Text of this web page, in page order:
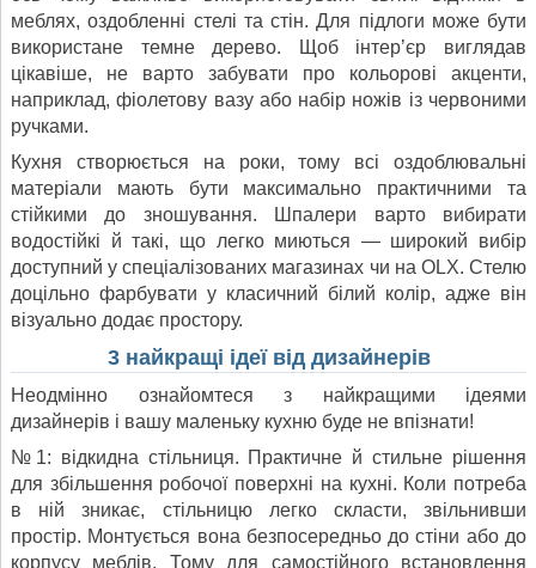
меблях, оздобленні стелі та стін. Для підлоги може бути
використане темне дерево. Щоб інтер’єр виглядав
цікавіше, не варто забувати про кольорові акценти,
наприклад, фіолетову вазу або набір ножів із червоними
ручками.
Кухня створюється на роки, тому всі оздоблювальні
матеріали мають бути максимально практичними та
стійкими до зношування. Шпалери варто вибирати
водостійкі й такі, що легко миються — широкий вибір
доступний у спеціалізованих магазинах чи на OLX. Стелю
доцільно фарбувати у класичний білий колір, адже він
візуально додає простору.
3 найкращі ідеї від дизайнерів
Неодмінно ознайомтеся з найкращими ідеями
дизайнерів і вашу маленьку кухню буде не впізнати!
№1: відкидна стільниця. Практичне й стильне рішення
для збільшення робочої поверхні на кухні. Коли потреба
в ній зникає, стільницю легко скласти, звільнивши
простір. Монтується вона безпосередньо до стіни або до
корпусу меблів. Тому для самостійного встановлення